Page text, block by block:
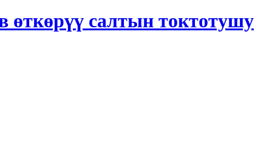
өткөрүү салтын токтотушу